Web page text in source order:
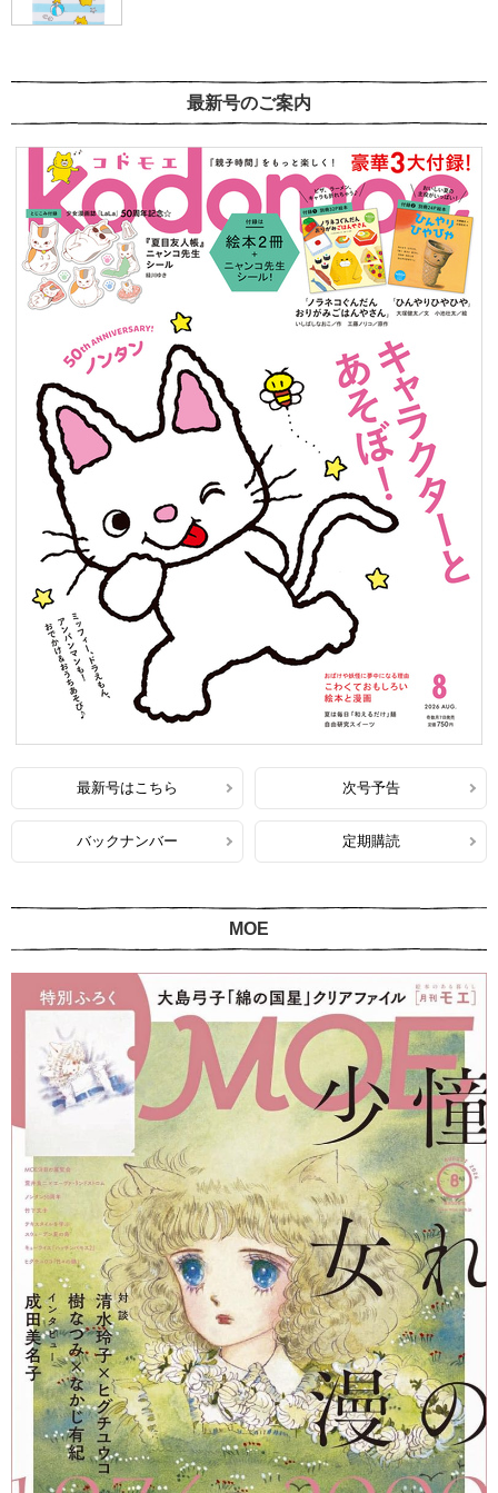
最新号のご案内
最新号はこちら 次号予告
バックナンバー 定期購読
MOE